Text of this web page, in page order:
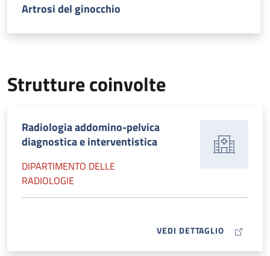
Artrosi del ginocchio
Strutture coinvolte
Radiologia addomino-pelvica
diagnostica e interventistica
DIPARTIMENTO DELLE
RADIOLOGIE
VEDI DETTAGLIO MAP ICON